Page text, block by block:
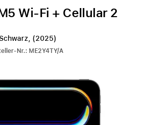
Wi-Fi + Cellular 2
(2025)
Nr.: ME2Y4TY/A